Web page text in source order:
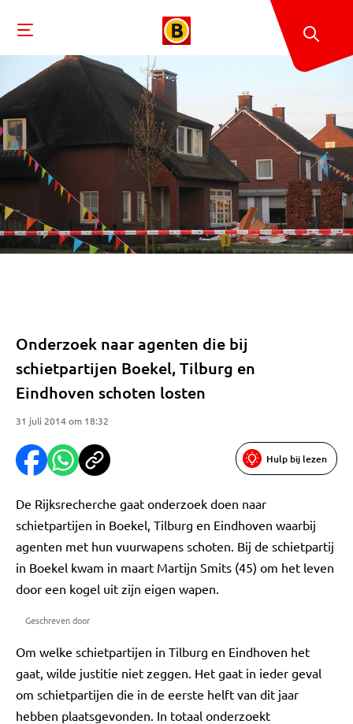
Onderzoek naar agenten die bij
schietpartijen Boekel, Tilburg en
Eindhoven schoten losten
31 juli 2014 om 18:32
Hulp bij lezen
De Rijksrecherche gaat onderzoek doen naar
schietpartijen in Boekel, Tilburg en Eindhoven waarbij
agenten met hun vuurwapens schoten. Bij de schietpartij
in Boekel kwam in maart Martijn Smits (45) om het leven
door een kogel uit zijn eigen wapen.
Geschreven door
Om welke schietpartijen in Tilburg en Eindhoven het
gaat, wilde justitie niet zeggen. Het gaat in ieder geval
om schietpartijen die in de eerste helft van dit jaar
hebben plaatsgevonden. In totaal onderzoekt